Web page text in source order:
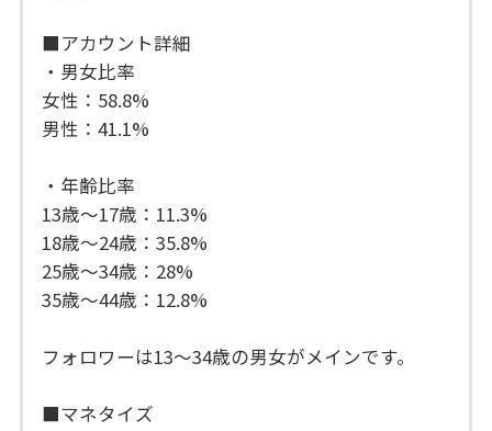
■アカウント詳細
・男女比率
女性：58.8%
男性：41.1%
・年齢比率
13歳〜17歳：11.3%
18歳〜24歳：35.8%
25歳〜34歳：28%
35歳〜44歳：12.8%
フォロワーは13〜34歳の男女がメインです。
■マネタイズ